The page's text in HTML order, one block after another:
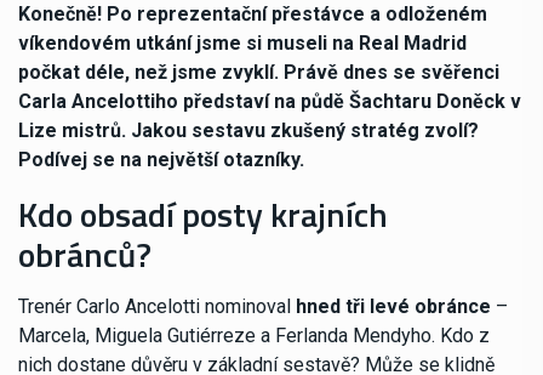
Konečně! Po reprezentační přestávce a odloženém
víkendovém utkání jsme si museli na Real Madrid
počkat déle, než jsme zvyklí. Právě dnes se svěřenci
Carla Ancelottiho představí na půdě Šachtaru Doněck v
Lize mistrů. Jakou sestavu zkušený stratég zvolí?
Podívej se na největší otazníky.
Kdo obsadí posty krajních
obránců?
Trenér Carlo Ancelotti nominoval hned tři levé obránce –
Marcela, Miguela Gutiérreze a Ferlanda Mendyho. Kdo z
nich dostane důvěru v základní sestavě? Může se klidně